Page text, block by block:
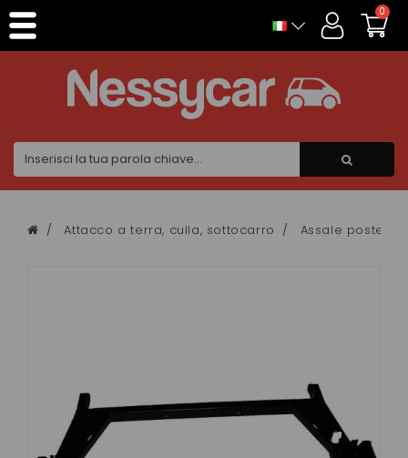
0
Attacco a terra, culla, sottocarro Assale
Pannello di gestione dei cookies